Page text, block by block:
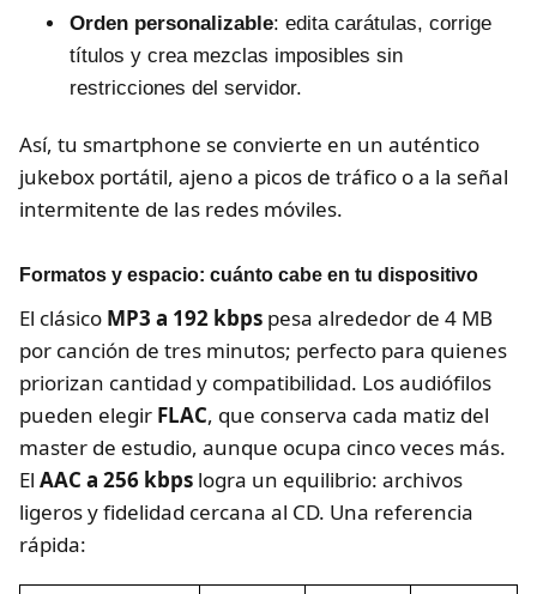
Orden personalizable: edita carátulas, corrige
títulos y crea mezclas imposibles sin
restricciones del servidor.
Así, tu smartphone se convierte en un auténtico
jukebox portátil, ajeno a picos de tráfico o a la señal
intermitente de las redes móviles.
Formatos y espacio: cuánto cabe en tu dispositivo
El clásico MP3 a 192 kbps pesa alrededor de 4 MB
por canción de tres minutos; perfecto para quienes
priorizan cantidad y compatibilidad. Los audiófilos
pueden elegir FLAC, que conserva cada matiz del
master de estudio, aunque ocupa cinco veces más.
El AAC a 256 kbps logra un equilibrio: archivos
ligeros y fidelidad cercana al CD. Una referencia
rápida: